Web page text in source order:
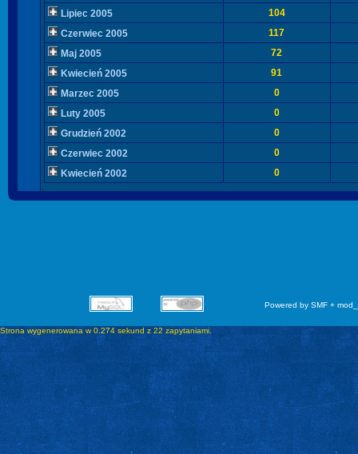
Lipiec 2005
104
Czerwiec 2005
117
Maj 2005
72
Kwiecień 2005
91
Marzec 2005
0
Luty 2005
0
Grudzień 2002
0
Czerwiec 2002
0
Kwiecień 2002
0
Powered by SMF +
Strona wygenerowana w 0.274 sekund z 22 zapytaniami.